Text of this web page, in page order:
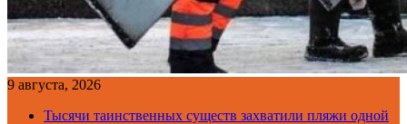
9 августа, 2026
Тысячи таинственных существ захватили пляжи одной